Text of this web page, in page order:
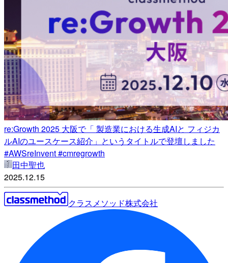
re:Growth 2025 大阪で「 製造業における生成AIと フィジカ
ルAIのユースケース紹介」というタイトルで登壇しました
#AWSreInvent #cmregrowth
田中聖也
2025.12.15
クラスメソッド株式会社